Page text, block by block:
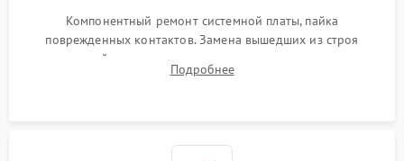
Компонентный ремонт системной платы, пайка
поврежденных контактов. Замена вышедших из строя
двигателей, изношенного аккумулятора, неисправного
лидара или помпы подачи воды. Восстановление шлейфов и
Подробнее